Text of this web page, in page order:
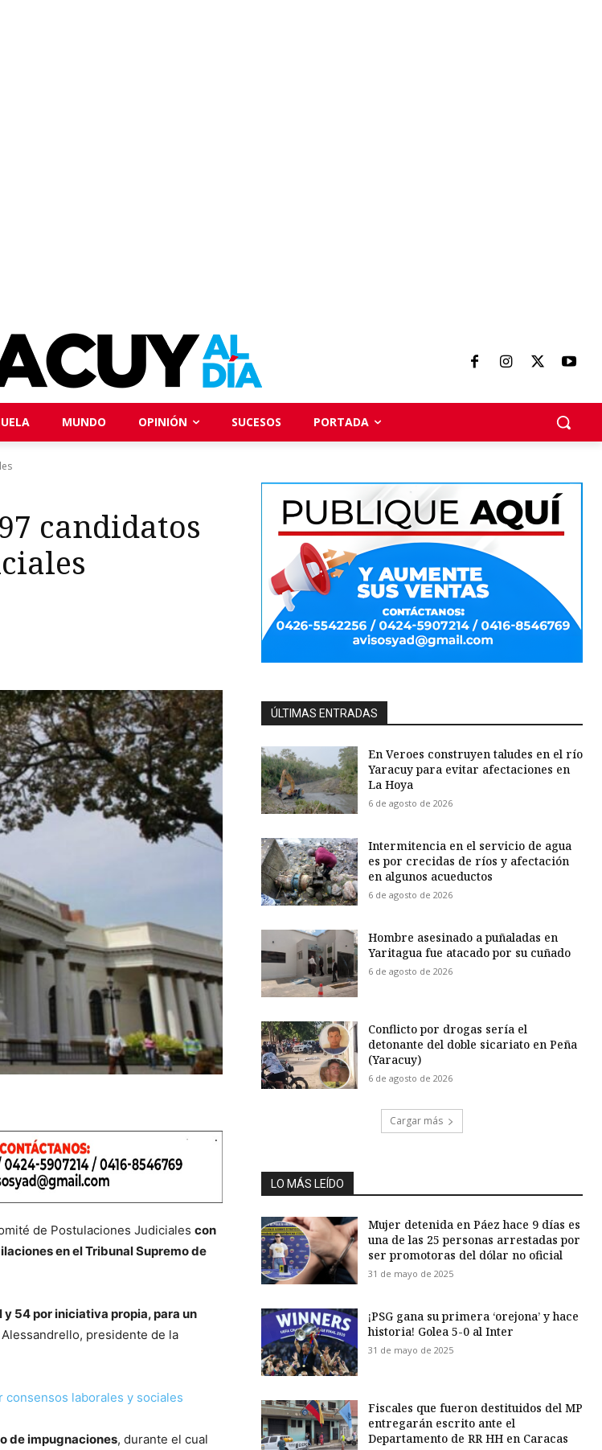
MUNDO OPINIÓN SUCESOS PORTADA
candidatos
de Postulaciones Judiciales con
en el Tribunal Supremo de
54 por iniciativa propia, para un
presidente de la
consensos laborales y sociales
de impugnaciones, durante el cual
ÚLTIMAS ENTRADAS
En Veroes construyen taludes en el río
Yaracuy para evitar afectaciones en
La Hoya
6 de agosto de 2026
Intermitencia en el servicio de agua
es por crecidas de ríos y afectación
en algunos acueductos
6 de agosto de 2026
Hombre asesinado a puñaladas en
Yaritagua fue atacado por su cuñado
6 de agosto de 2026
Conflicto por drogas sería el
detonante del doble sicariato en Peña
(Yaracuy)
6 de agosto de 2026
Cargar más
LO MÁS LEÍDO
Mujer detenida en Páez hace 9 días es
una de las 25 personas arrestadas por
ser promotoras del dólar no oficial
31 de mayo de 2025
¡PSG gana su primera ‘orejona’ y hace
historia! Golea 5-0 al Inter
31 de mayo de 2025
Fiscales que fueron destituidos del MP
entregarán escrito ante el
Departamento de RR HH en Caracas